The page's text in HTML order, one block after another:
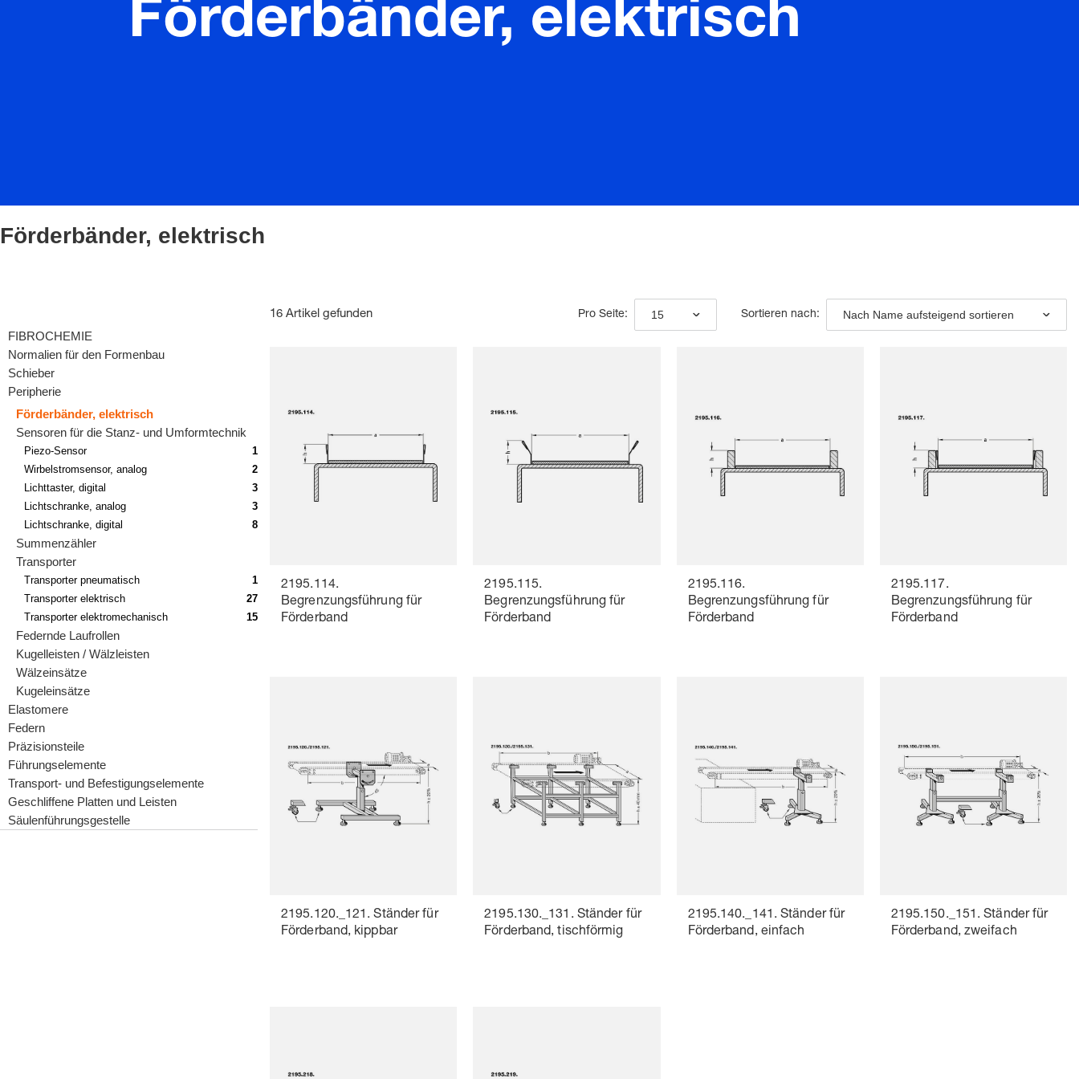
Förderbänder, elektrisch
Förderbänder, elektrisch
FIBROCHEMIE
Normalien für den Formenbau
Schieber
Peripherie
Förderbänder, elektrisch
Sensoren für die Stanz- und Umformtechnik
Piezo-Sensor
1
Wirbelstromsensor, analog
2
Lichttaster, digital
3
Lichtschranke, analog
3
Lichtschranke, digital
8
Summenzähler
Transporter
Transporter pneumatisch
1
Transporter elektrisch
27
Transporter elektromechanisch
15
Federnde Laufrollen
Kugelleisten / Wälzleisten
Wälzeinsätze
Kugeleinsätze
Elastomere
Federn
Präzisionsteile
Führungselemente
Transport- und Befestigungselemente
Geschliffene Platten und Leisten
Säulenführungsgestelle
16 Artikel gefunden Pro Seite: 15 Sortieren nach: Nach Name aufsteigend sortieren
2195.114.
Begrenzungsführung für
Förderband
2195.115.
Begrenzungsführung für
Förderband
2195.116.
Begrenzungsführung für
Förderband
2195.117.
Begrenzungsführung für
Förderband
2195.120._121. Ständer für
Förderband, kippbar
2195.130._131. Ständer für
Förderband, tischförmig
2195.140._141. Ständer für
Förderband, einfach
2195.150._151. Ständer für
Förderband, zweifach